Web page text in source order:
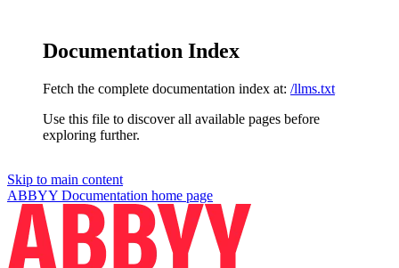
Documentation Index
Fetch the complete documentation index at: /llms.txt
Use this file to discover all available pages before
exploring further.
Skip to main content
ABBYY Documentation home page